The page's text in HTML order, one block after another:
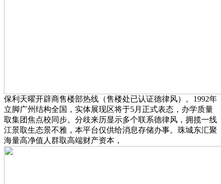
保利天曜开辟商售楼部热线（售楼处已认证德律风）。1992年
立脚广州结构全国，实体展现区将于5月正式表态，办学质量
取集团焦点校同步。分歧来历显示多个联系德律风，拥揽一线
江景取生态景不雅，本平台仅供给消息存储办事。珠城东汇聚
海量高净值人群取高端财产资本，